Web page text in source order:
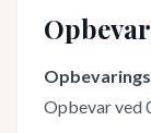
Opbevar ved